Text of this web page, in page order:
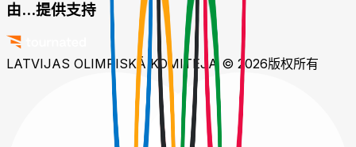
由...提供支持
LATVIJAS OLIMPISKĀ KOMITEJA © 2026版权所有